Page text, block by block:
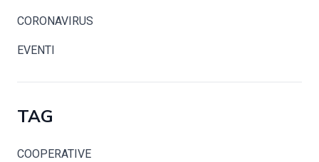
CORONAVIRUS
EVENTI
TAG
COOPERATIVE